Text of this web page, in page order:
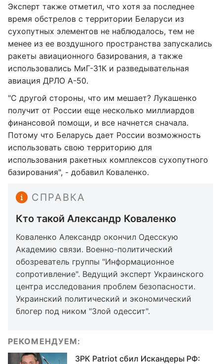
Эксперт также отметил, что хотя за последнее
время обстрелов с территории Беларуси из
сухопутных элементов не наблюдалось, тем не
менее из ее воздушного пространства запускались
ракеты авиационного базирования, а также
использовались МиГ-31К и разведывательная
авиация ДРЛО А-50.
"С другой стороны, что им мешает? Лукашенко
получит от России еще несколько миллиардов
финансовой помощи, и все начнется сначала.
Потому что Беларусь дает России возможность
использовать свою территорию для
использования ракетных комплексов сухопутного
базирования", - добавил Коваленко.
СПРАВКА
Кто такой Александр Коваленко
Коваленко Александр окончил Одесскую
Академию связи. Военно-политический
обозреватель группы "Информационное
сопротивление". Ведущий эксперт Украинского
центра исследования проблем безопасности.
Украинский политический и экономический
блогер под ником "Злой одессит".
РЕКОМЕНДУЕМ:
ЗРК Patriot сбил Искандеры РФ: